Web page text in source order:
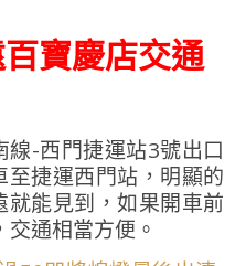
百寶慶店交通
-西門捷運站3號出口
捷運西門站，明顯的
能見到，如果開車前
通相當方便。